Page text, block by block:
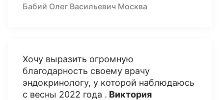
Бабий Олег Васильевич Москва
Хочу выразить огромную
благодарность своему врачу
эндокринологу, у которой наблюдаюсь
с весны 2022 года . Виктория